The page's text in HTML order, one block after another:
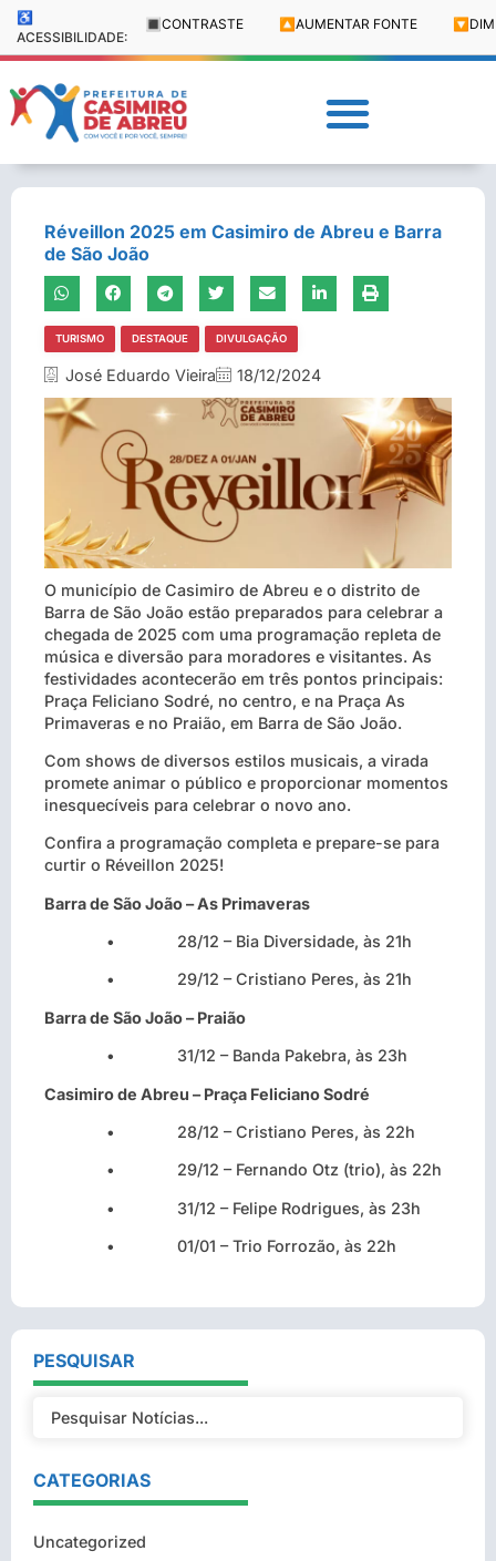
♿
ACESSIBILIDADE:
🔳 CONTRASTE 🔼 AUMENTAR FONTE 🔽
Réveillon 2025 em Casimiro de Abreu e Barra
de São João
TURISMO DESTAQUE DIVULGAÇÃO
José Eduardo Vieira 18/12/2024
O município de Casimiro de Abreu e o distrito de
Barra de São João estão preparados para celebrar a
chegada de 2025 com uma programação repleta de
música e diversão para moradores e visitantes. As
festividades acontecerão em três pontos principais:
Praça Feliciano Sodré, no centro, e na Praça As
Primaveras e no Praião, em Barra de São João.
Com shows de diversos estilos musicais, a virada
promete animar o público e proporcionar momentos
inesquecíveis para celebrar o novo ano.
Confira a programação completa e prepare-se para
curtir o Réveillon 2025!
Barra de São João – As Primaveras
• 28/12 – Bia Diversidade, às 21h
• 29/12 – Cristiano Peres, às 21h
Barra de São João – Praião
• 31/12 – Banda Pakebra, às 23h
Casimiro de Abreu – Praça Feliciano Sodré
• 28/12 – Cristiano Peres, às 22h
• 29/12 – Fernando Otz (trio), às 22h
• 31/12 – Felipe Rodrigues, às 23h
• 01/01 – Trio Forrozão, às 22h
PESQUISAR
CATEGORIAS
Uncategorized